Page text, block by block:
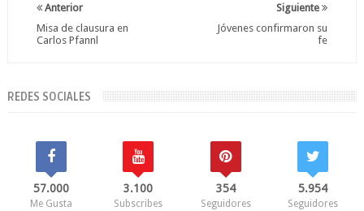
Siguiente
Jóvenes confirmaron su
fe
Anterior
Misa de clausura en
Carlos Pfannl
REDES SOCIALES
57.000
Me Gusta
3.100
Subscribes
354
Seguidores
5.954
Seguidores